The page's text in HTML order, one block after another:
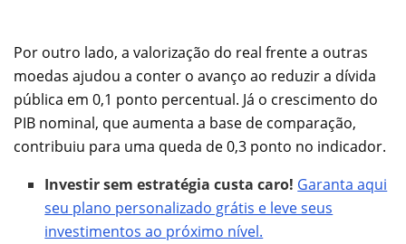
Por outro lado, a valorização do real frente a outras
moedas ajudou a conter o avanço ao reduzir a dívida
pública em 0,1 ponto percentual. Já o crescimento do
PIB nominal, que aumenta a base de comparação,
contribuiu para uma queda de 0,3 ponto no indicador.
Investir sem estratégia custa caro! Garanta aqui
seu plano personalizado grátis e leve seus
investimentos ao próximo nível.